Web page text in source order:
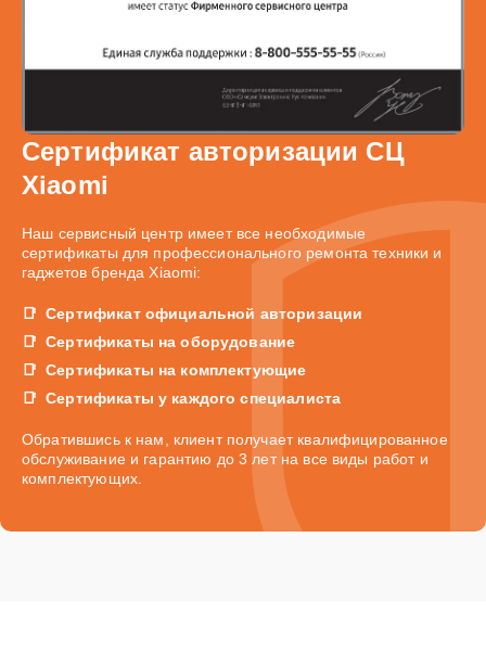
Сертификат авторизации СЦ
Xiaomi
Наш сервисный центр имеет все необходимые
сертификаты для профессионального ремонта техники и
гаджетов бренда Xiaomi:
Сертификат официальной авторизации
Сертификаты на оборудование
Сертификаты на комплектующие
Сертификаты у каждого специалиста
Обратившись к нам, клиент получает квалифицированное
обслуживание и гарантию до 3 лет на все виды работ и
комплектующих.